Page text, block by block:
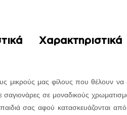
Χαρακτηριστικά
μικρούς μας φίλους που θέλουν να
σε μοναδικούς
σας αφού κατασκευάζονται από